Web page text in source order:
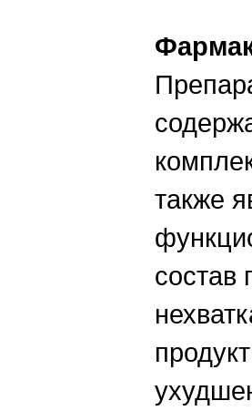
также
состав